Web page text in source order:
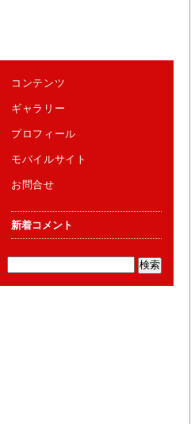
コンテンツ
ギャラリー
プロフィール
モバイルサイト
お問合せ
新着コメント